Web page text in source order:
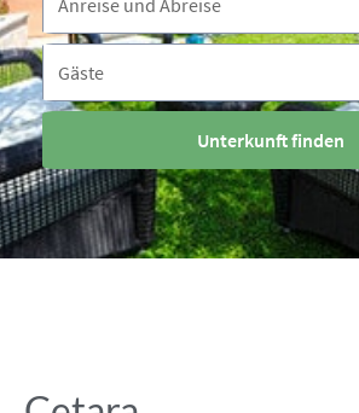
Anreise und Abreise
Gäste
Gäste
Unterkunft finden